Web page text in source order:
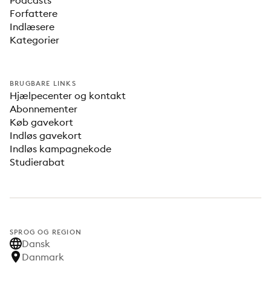
Forfattere
Indlæsere
Kategorier
BRUGBARE LINKS
Hjælpecenter og kontakt
Abonnementer
Køb gavekort
Indløs gavekort
Indløs kampagnekode
Studierabat
SPROG OG REGION
Dansk
Danmark